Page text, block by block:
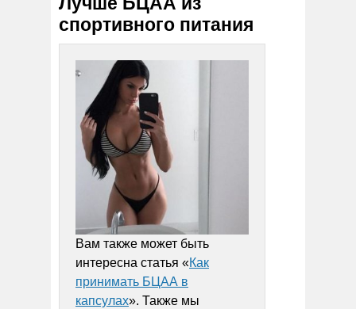
спортивного питания
Вам также может быть
интересна статья «Как
принимать БЦАА в
капсулах». Также мы